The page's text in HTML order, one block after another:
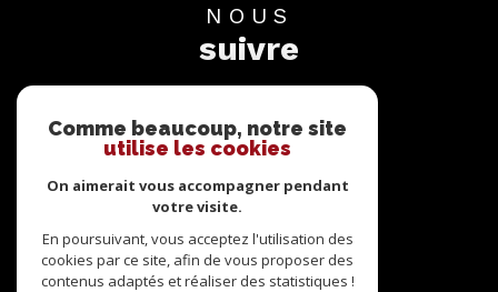
NOUS
suivre
NOUS
adhérons
Comme beaucoup, notre site
utilise les cookies
On aimerait vous accompagner pendant
votre visite.
En poursuivant, vous acceptez l'utilisation des
cookies par ce site, afin de vous proposer des
contenus adaptés et réaliser des statistiques !